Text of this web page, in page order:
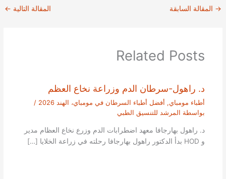
→ المقالة السابقة المقالة التالية ←
Related Posts
د. راهول-سرطان الدم وزراعة نخاع العظم
أطباء مومباي, أفضل أطباء السرطان في مومباي، الهند 2026
/
بواسطة المرشد للتنسيق الطبي
د. راهول بهارجافا معهد اضطرابات الدم وزرع نخاع العظام مدير
و HOD بدأ الدكتور راهول بهارجافا رحلته في زراعة الخلايا […]